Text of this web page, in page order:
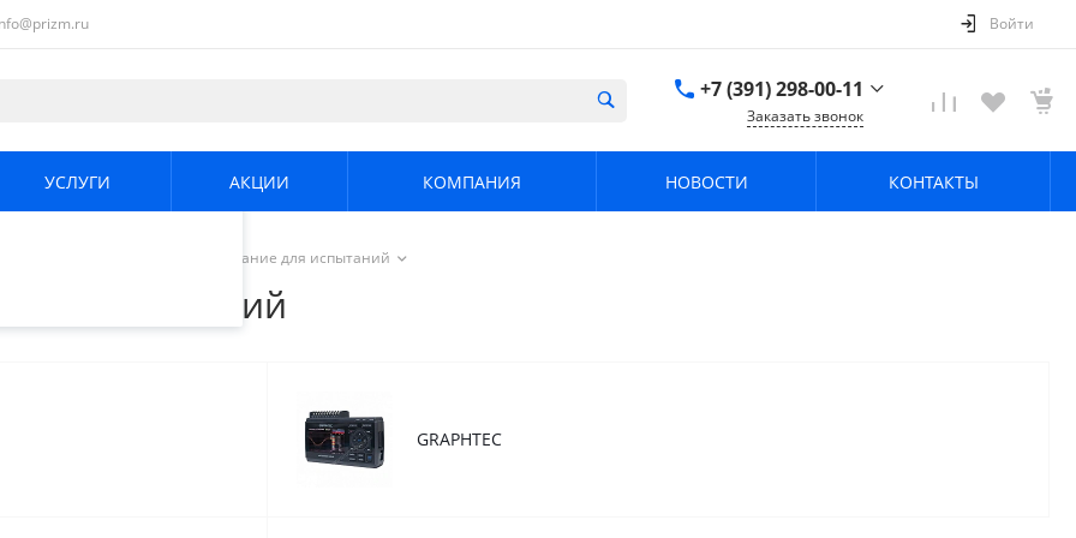
и
Продолжая
использования.
.
Войти
+7 (391) 298-00-11
г. Красноярск, пер.
Заказать звонок
УСЛУГИ АКЦИИ КОМПАНИЯ НОВОСТИ КОНТАКТЫ
Сбор данных и оборудование для испытаний
для испытаний
GRAPHTEC